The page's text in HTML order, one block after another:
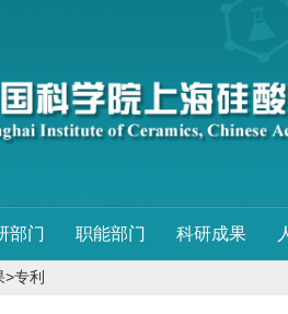
部门 职能部门 科研成果
>专利